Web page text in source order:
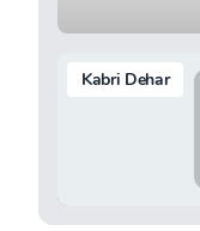
Kabri Dehar